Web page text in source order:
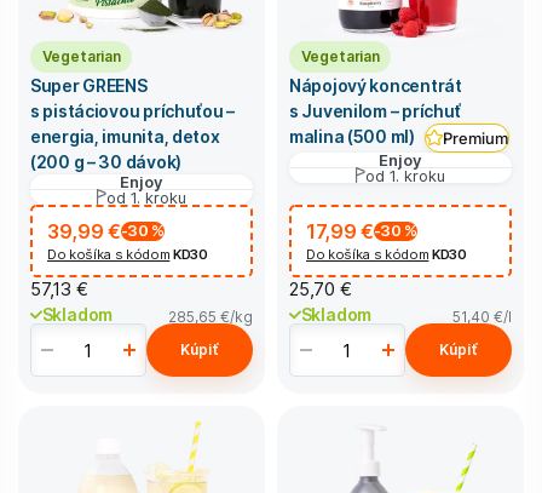
Vegetarian
Super GREENS
s pistáciovou príchuťou –
energia, imunita, detox
(200 g – 30 dávok)
Enjoy
od 1. kroku
39,99 €-30 %
Do košíka s kódom KD30
57,13 €
Skladom 285,65 €/kg
Kúpiť
Vegetarian
Nápojový koncentrát
s Juvenilom – príchuť
malina (500 ml)
Premium
Enjoy
od 1. kroku
17,99 €-30 %
Do košíka s kódom KD30
25,70 €
Skladom 51,40 €/l
Kúpiť